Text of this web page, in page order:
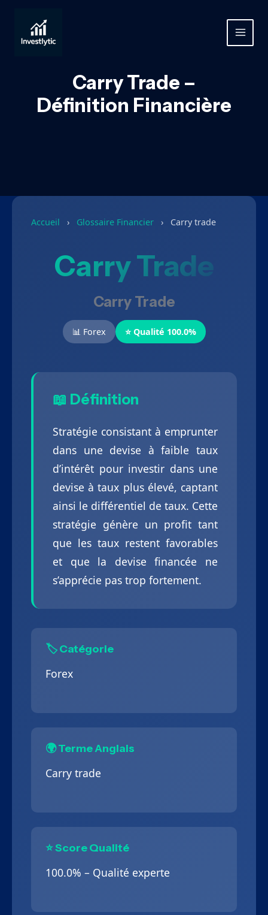
contenu
MAIN
Carry Trade –
Définition Financière
Accueil › Glossaire Financier › Carry trade
Carry Trade
Carry Trade
📊 Forex ⭐ Qualité 100.0%
📖 Définition
Stratégie consistant à emprunter
dans une devise à faible taux
d’intérêt pour investir dans une
devise à taux plus élevé, captant
ainsi le différentiel de taux. Cette
stratégie génère un profit tant
que les taux restent favorables
et que la devise financée ne
s’apprécie pas trop fortement.
🏷️ Catégorie
Forex
🌍 Terme Anglais
Carry trade
⭐ Score Qualité
100.0% – Qualité experte